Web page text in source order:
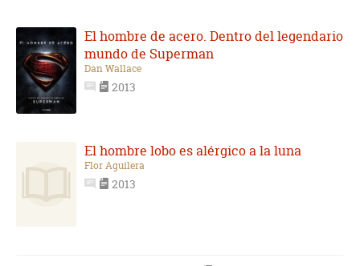
El hombre de acero. Dentro del legendario
mundo de Superman
Dan Wallace
2013
El hombre lobo es alérgico a la luna
Flor Aguilera
2013